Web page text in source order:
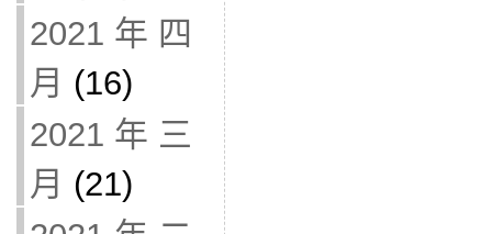
2021 年 四
月 (16)
2021 年 三
月 (21)